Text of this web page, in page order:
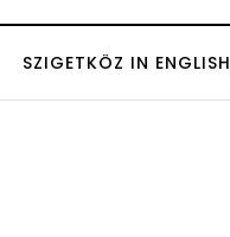
SZIGETKÖZ IN ENGLISH